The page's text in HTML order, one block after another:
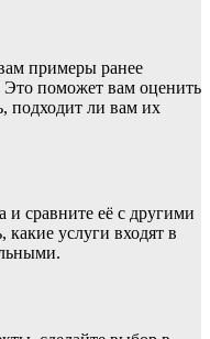
примеры ранее
поможет вам оценить
подходит ли вам их
и сравните её с другими
услуги входят в